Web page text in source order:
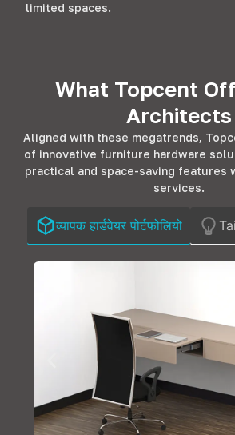
limited spaces.
What Topcent
Architects
Aligned with these megatrends,
of innovative furniture hardware
practical and space-saving features
services.
व्यापक हार्डवेयर पोर्टफोलियो